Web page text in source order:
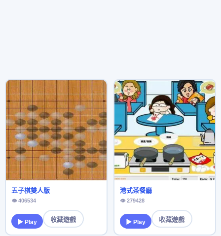
五子棋雙人版
👁 406534
▶ Play 收藏遊戲
港式茶餐廳
👁 279428
▶ Play 收藏遊戲